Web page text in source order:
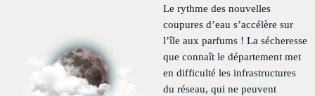
ACTUELLEMENT VOUS ÉCOUTEZ
Le rythme des nouvelles
coupures d’eau s’accélère sur
l’île aux parfums ! La sécheresse
que connaît le département met
en difficulté les infrastructures
du réseau, qui ne peuvent